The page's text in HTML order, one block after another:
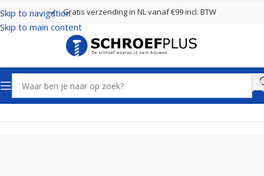
Skip to navigation
Skip to main content
Gratis verzending in NL vanaf €99 incl. BTW
Home Bevestigingsmaterialen Balkdragers